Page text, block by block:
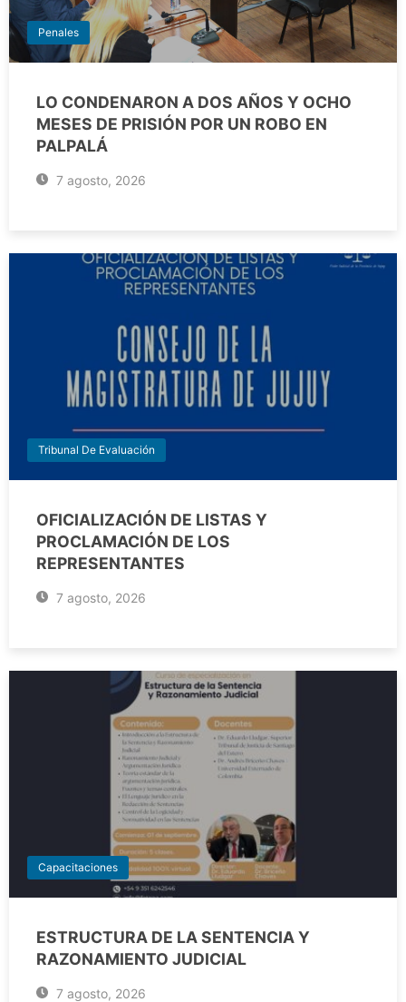
Penales
LO CONDENARON A DOS AÑOS Y OCHO
MESES DE PRISIÓN POR UN ROBO EN
PALPALÁ
7 agosto, 2026
Tribunal De Evaluación
OFICIALIZACIÓN DE LISTAS Y
PROCLAMACIÓN DE LOS
REPRESENTANTES
7 agosto, 2026
Capacitaciones
ESTRUCTURA DE LA SENTENCIA Y
RAZONAMIENTO JUDICIAL
7 agosto, 2026